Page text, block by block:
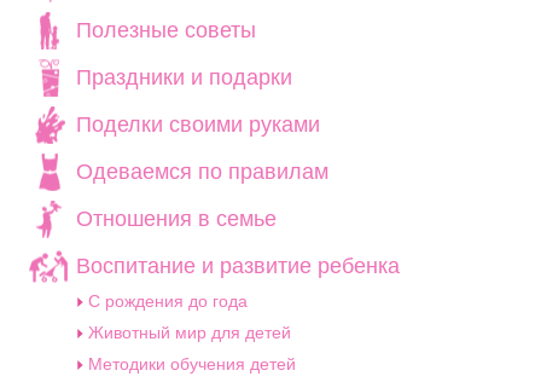
Полезные советы
Праздники и подарки
Поделки своими руками
Одеваемся по правилам
Отношения в семье
Воспитание и развитие ребенка
C рождения до года
Животный мир для детей
Методики обучения детей